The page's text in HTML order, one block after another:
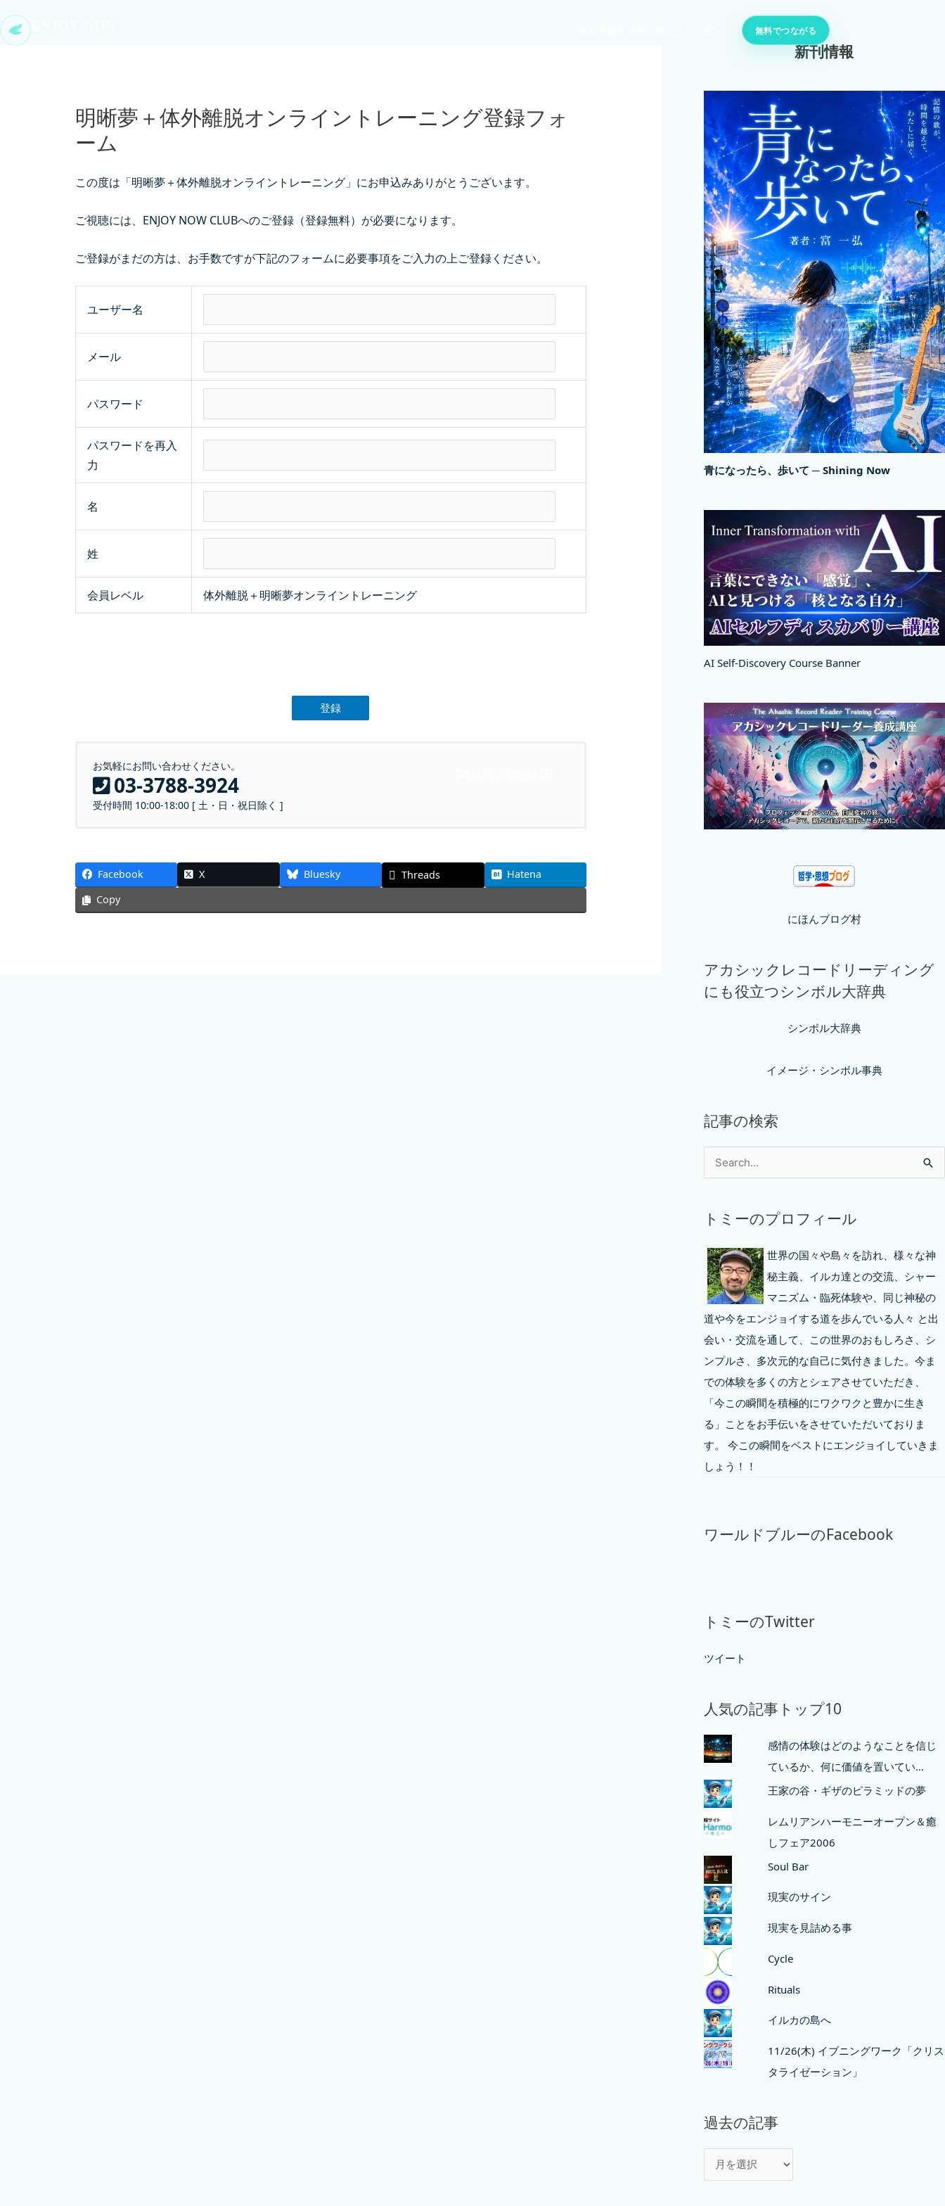
無料でつながる
明晰夢＋体外離脱オンライントレーニング登録フォ
ーム
この度は「明晰夢＋体外離脱オンライントレーニング」にお申込みありがとうございます。
ご視聴には、ENJOY NOW CLUBへのご登録（登録無料）が必要になります。
ご登録がまだの方は、お手数ですが下記のフォームに必要事項をご入力の上ご登録ください。
ユーザー名
メール
パスワード
パスワードを再入
力
名
姓
会員レベル 体外離脱＋明晰夢オンライントレーニング
お気軽にお問い合わせください。
03-3788-3924
受付時間 10:00-18:00 [ 土・日・祝日除く ]
Facebook X Bluesky Threads
Hatena
Copy
新刊情報
青になったら、歩いて ─ Shining Now
AI Self-Discovery Course Banner
にほんブログ村
アカシックレコードリーディング
にも役立つシンボル大辞典
シンボル大辞典
イメージ・シンボル事典
記事の検索
トミーのプロフィール
世界の国々や島々を訪れ、様々な神
秘主義、イルカ達との交流、シャー
マニズム・臨死体験や、同じ神秘の
道や今をエンジョイする道を歩んでいる人々 と出
会い・交流を通して、この世界のおもしろさ、シ
ンプルさ、多次元的な自己に気付きました。今ま
での体験を多くの方とシェアさせていただき、
「今この瞬間を積極的にワクワクと豊かに生き
る」ことをお手伝いをさせていただいておりま
す。 今この瞬間をベストにエンジョイしていきま
しょう！！
ワールドブルーのFacebook
トミーのTwitter
ツイート
人気の記事トップ10
感情の体験はどのようなことを信じ
ているか、何に価値を置いてい…
王家の谷・ギザのピラミッドの夢
レムリアンハーモニーオープン＆癒
しフェア2006
Soul Bar
現実のサイン
現実を見詰める事
Cycle
Rituals
イルカの島へ
11/26(木) イブニングワーク「クリス
タライゼーション」
過去の記事